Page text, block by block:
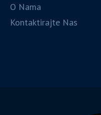
O Nama
Kontaktirajte Nas